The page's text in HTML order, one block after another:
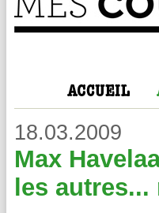
18.03.2009
Max
les